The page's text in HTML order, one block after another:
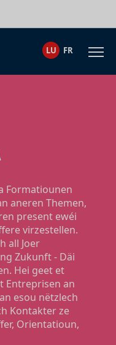
LU FR
Formatiounen
aneren Themen,
present ewéi
virzestellen.
all Joer
Zukunft - Däi
Hei geet et
Entreprisen an
esou nëtzlech
Kontakter ze
Orientatioun,